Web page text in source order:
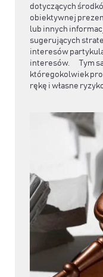
dotyczących
obiektywnej
lub innych
sugerujących
interesów
interesów. Tym
któregokolwiek
rękę i własne